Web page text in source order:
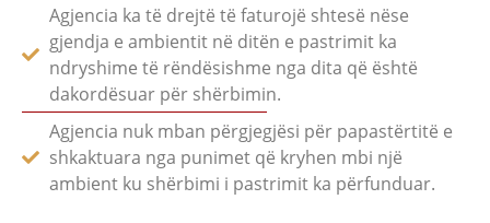
Agjencia ka të drejtë të faturojë shtesë nëse
gjendja e ambientit në ditën e pastrimit ka
ndryshime të rëndësishme nga dita që është
dakordësuar për shërbimin.
Agjencia nuk mban përgjegjësi për papastërtitë e
shkaktuara nga punimet që kryhen mbi një
ambient ku shërbimi i pastrimit ka përfunduar.